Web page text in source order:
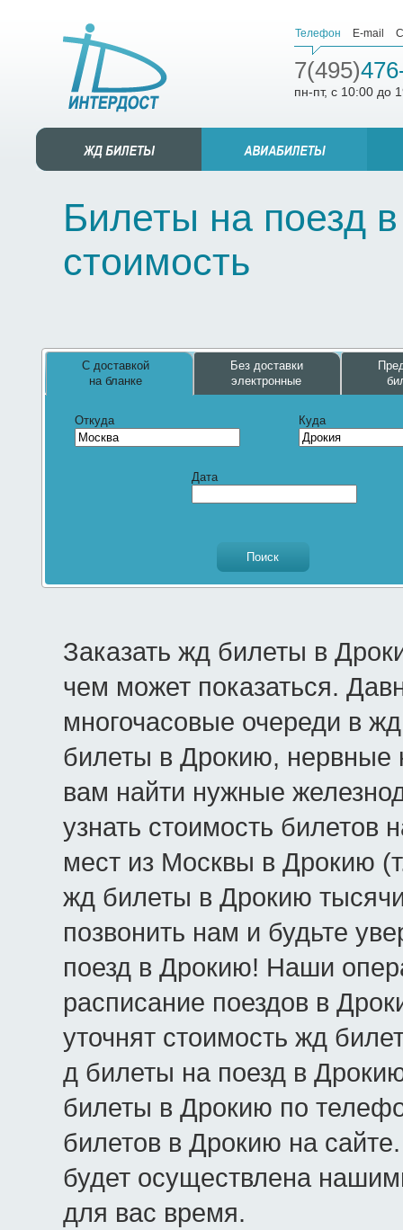
Телефон E-mail
7(495)
пн-пт, с 10:00 до
Билеты на поезд
стоимость
С доставкой
на бланке
Без доставки
электронные
Откуда Куда
Дата
Заказать жд билеты в
чем может показаться.
многочасовые очереди в
билеты в Дрокию, нервные
вам найти нужные
узнать стоимость билетов
мест из Москвы в Дрокию
жд билеты в Дрокию
позвонить нам и будьте
поезд в Дрокию! Наши
расписание поездов в
уточнят стоимость жд
д билеты на поезд в
билеты в Дрокию по
билетов в Дрокию на
будет осуществлена
для вас время.